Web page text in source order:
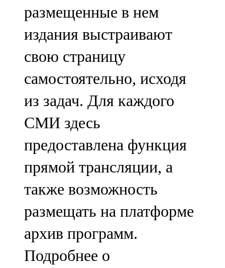
размещенные в нем
издания выстраивают
свою страницу
самостоятельно, исходя
из задач. Для каждого
СМИ здесь
предоставлена функция
прямой трансляции, а
также возможность
размещать на платформе
архив программ.
Подробнее о